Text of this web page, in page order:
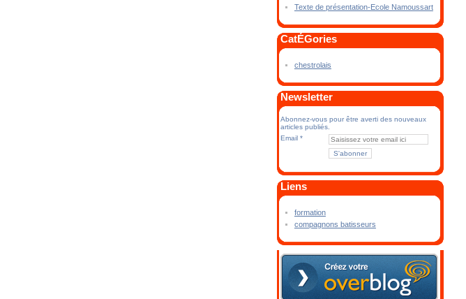
Texte de présentation-Ecole Namoussart
CatÉGories
chestrolais
Newsletter
Abonnez-vous pour être averti des nouveaux
articles publiés.
Email
Liens
formation
compagnons batisseurs